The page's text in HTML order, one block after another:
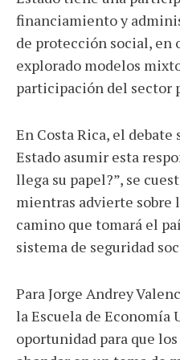
financiamiento y
de protección social, en
explorado modelos
participación del sector
En Costa Rica, el debate
Estado asumir esta
llega su papel?”, se
mientras advierte sobre
camino que tomará el
sistema de seguridad
Para Jorge Andrey
la Escuela de Economía
oportunidad para que